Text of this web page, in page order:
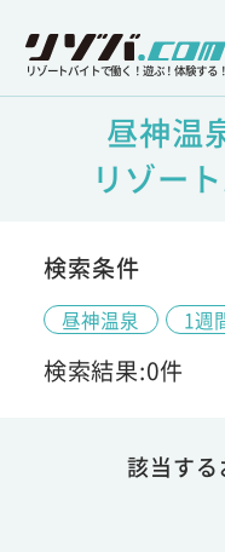
リゾートバイトで働く！遊ぶ！体験する！
昼神温
リゾー
検索条件
昼神温泉 1週
検索結果:0件
該当す